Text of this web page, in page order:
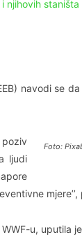
njihovih staništa
navodi se
Foto:
ljudi
mjere’’,
u, uputila